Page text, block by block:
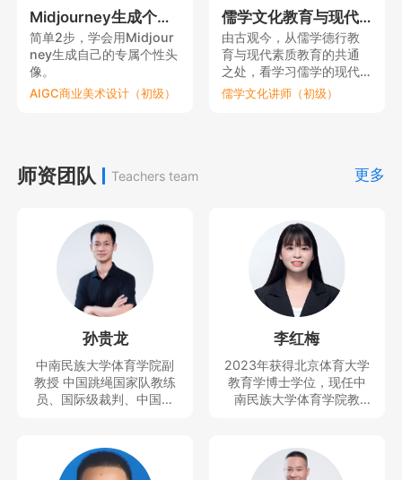
Midjourney生成个性元宇宙头像
简单2步，学会用Midjour
ney生成自己的专属个性头
像。
AIGC商业美术设计（初级）
儒学文化教育与现代教育理念的共通之处
由古观今，从儒学德行教
育与现代素质教育的共通
之处，看学习儒学的现代
意义。
儒学文化讲师（初级）
师资团队 Teachers team 更多
孙贵龙
中南民族大学体育学院副
教授 中国跳绳国家队教练
员、国际级裁判、中国民
民族体育协会民族体育理
论与文化推广委员会副秘
李红梅
2023年获得北京体育大学
教育学博士学位，现任中
南民族大学体育学院教
向。曾获得教学竞赛一等
奖，主持及参与完成科技